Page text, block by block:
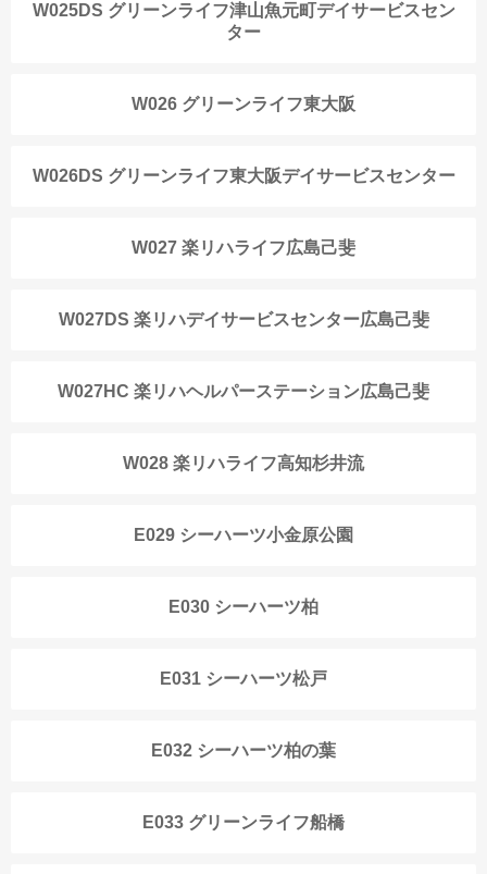
W025DS グリーンライフ津山魚元町デイサービスセン
ター
W026 グリーンライフ東大阪
W026DS グリーンライフ東大阪デイサービスセンター
W027 楽リハライフ広島己斐
W027DS 楽リハデイサービスセンター広島己斐
W027HC 楽リハヘルパーステーション広島己斐
W028 楽リハライフ高知杉井流
E029 シーハーツ小金原公園
E030 シーハーツ柏
E031 シーハーツ松戸
E032 シーハーツ柏の葉
E033 グリーンライフ船橋